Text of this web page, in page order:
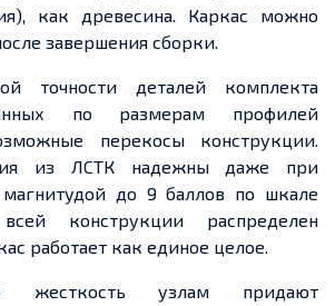
как древесина. Каркас можно
завершения сборки.
точности деталей комплекта
по размерам профилей
перекосы конструкции.
из ЛСТК надежны даже при
магнитудой до 9 баллов по шкале
конструкции распределен
работает как единое целое.
жесткость узлам придают